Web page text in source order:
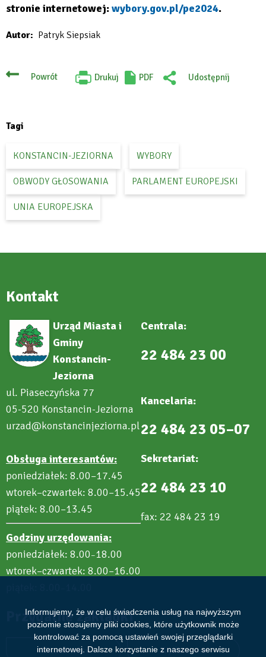
Informujemy, że w celu świadczenia usług na najwyższym
poziomie stosujemy pliki cookies, które użytkownik może
kontrolować za pomocą ustawień swojej przeglądarki
internetowej. Dalsze korzystanie z naszego serwisu
stronie internetowej:wybory.gov.pl/pe2024
open
new
.
Autor Patryk Siepsiak
Powrót Drukuj
Will
PDF
Udostępnij
Tagi
KONSTANCIN-JEZIORNA WYBORY
OBWODY GŁOSOWANIA PARLAMENT EUROPEJSKI
UNIA EUROPEJSKA
Kontakt
Urząd Miasta i
Gminy
Konstancin-
Jeziorna
ul. Piaseczyńska 77
05-520 Konstancin-Jeziorna
urzad@konstancinjeziorna.pl
Obsługa interesantów:
poniedziałek: 8.00–17.45
wtorek–czwartek: 8.00–15.45
piątek: 8.00–13.45
Godziny urzędowania:
poniedziałek: 8.00–18.00
wtorek–czwartek: 8.00–16.00
Centrala:
22 484 23 00
Kancelaria:
22 484 23 05–07
Sekretariat:
22 484 23 10
fax: 22 484 23 19
Przydatne zakładki
Aktualności Wydarzenia